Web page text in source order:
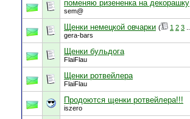
поменяю ризененка на декорашку
sem@
Щенки немецкой овчарки ( 1 2 3
gera-bars
Щенки бульдога
FlaiFlau
Щенки ротвейлера
FlaiFlau
Продоются щенки ротвейлера!!!
iszero